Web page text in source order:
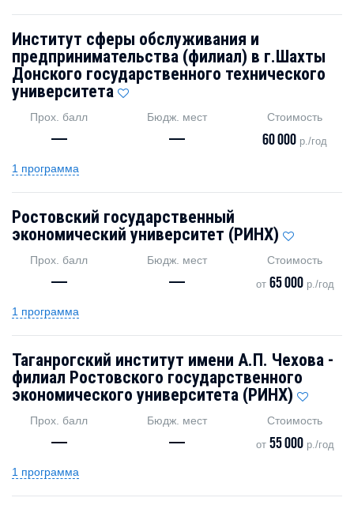
Институт сферы обслуживания и
предпринимательства (филиал) в г.Шахты
Донского государственного технического
университета
Прох. балл
—
Бюдж. мест
—
Стоимость
60 000 р./год
1 программа
Ростовский государственный
экономический университет (РИНХ)
Прох. балл
—
Бюдж. мест
—
Стоимость
от 65 000р./год
1 программа
Таганрогский институт имени А.П. Чехова -
филиал Ростовского государственного
экономического университета (РИНХ)
Прох. балл
—
Бюдж. мест
—
Стоимость
от 55 000р./год
1 программа